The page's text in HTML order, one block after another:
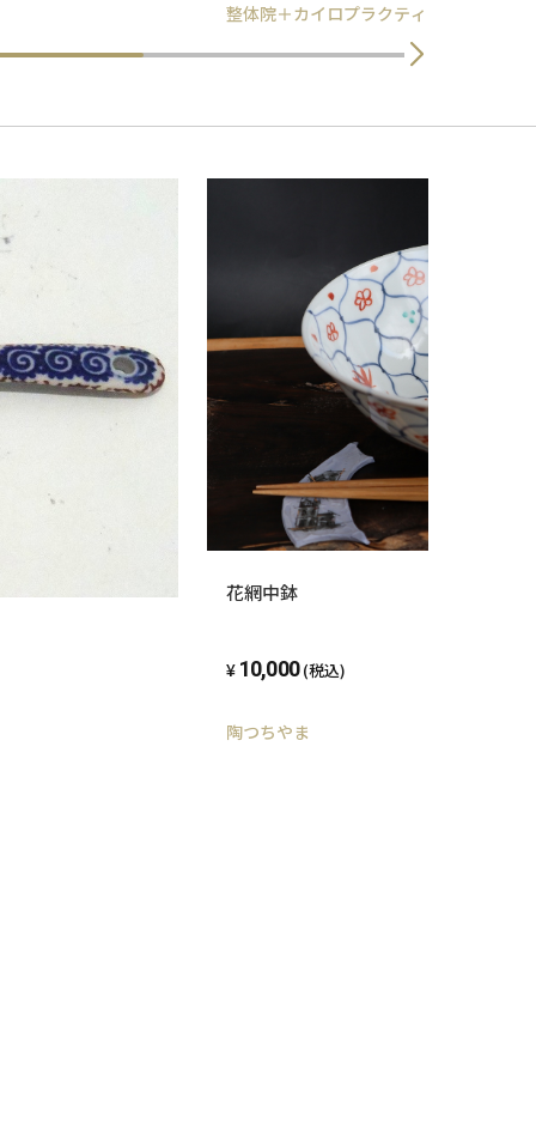
整体院＋カイロプラクティックＭ
花網中鉢
10,000 (税込)
陶つちやま